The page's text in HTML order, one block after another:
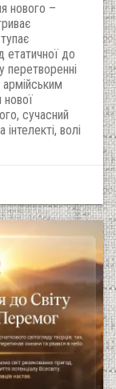
нового –
етатичної до
армійським
нової
сучасний
інтелекті, волі